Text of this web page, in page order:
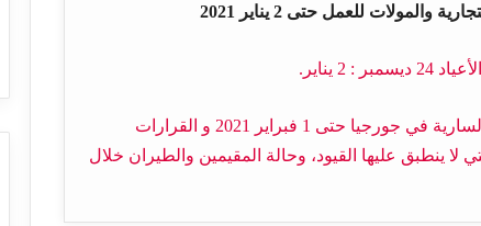
للعمل حتى 2 يناير 2021
يناير.
القيود الوبائية السارية في جورجيا حتى 1 فبراير 2021 و القرارات
لا ينطبق عليها القيود، وحالة المقيمين والطيران خلال